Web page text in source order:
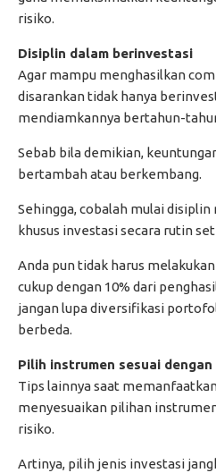
risiko.
Disiplin dalam berinvestasi
Agar mampu menghasilkan
disarankan tidak hanya
mendiamkannya bertahun-
Sebab bila demikian,
bertambah atau berkembang.
Sehingga, cobalah mulai
khusus investasi secara rutin
Anda pun tidak harus
cukup dengan 10% dari
jangan lupa diversifikasi
berbeda.
Pilih instrumen sesuai
Tips lainnya saat
menyesuaikan pilihan
risiko.
Artinya, pilih jenis investasi